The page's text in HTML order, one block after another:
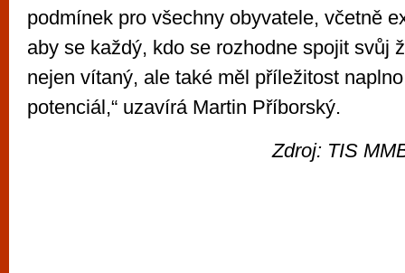
podmínek pro všechny obyvatele, včetně
aby se každý, kdo se rozhodne spojit svůj
nejen vítaný, ale také měl příležitost
potenciál,“ uzavírá Martin Příborský.
Zdroj: TIS